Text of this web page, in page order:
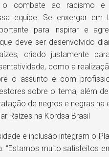
o combate ao racismo
equipe. Se enxergar
para inspirar e
deve ser desenvolvido
criado justamente
como a
o assunto e com
sobre o tema, além
de negros e negras na
Raízes na Kordsa Brasil
e inclusão integram o
“Estamos muito satisfeitos